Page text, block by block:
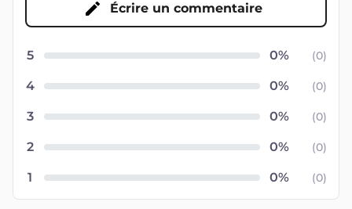
Écrire un commentaire
5 (0)
4 (0)
3 (0)
2 (0)
1 (0)